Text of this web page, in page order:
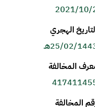
2021/10/
الهجري
02/1443هـ
المخالفة
المخالفة